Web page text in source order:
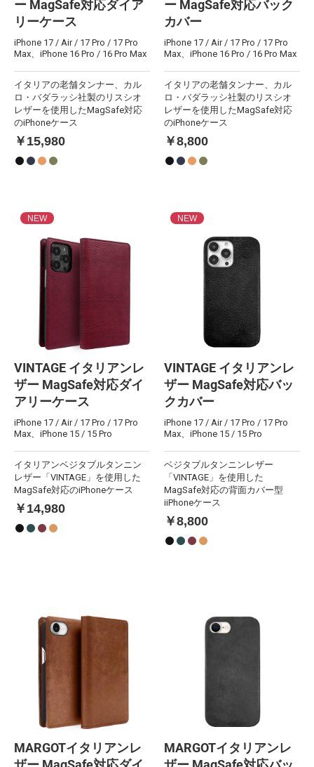
ー MagSafe対応ダイア
リーケース
iPhone 17 / Air / 17 Pro / 17 Pro
Max、iPhone 16 Pro / 16 Pro Max
イタリアの老舗タンナー、カル
ロ・バダラッシ社製のリスシオ
レザーを使用したMagSafe対応
のiPhoneケース
￥15,980
ー MagSafe対応バック
カバー
iPhone 17 / Air / 17 Pro / 17 Pro
Max、iPhone 16 Pro / 16 Pro Max
イタリアの老舗タンナー、カル
ロ・バダラッシ社製のリスシオ
レザーを使用したMagSafe対応
のiPhoneケース
￥8,800
VINTAGE イタリアンレ
ザー MagSafe対応ダイ
アリーケース
iPhone 17 / Air / 17 Pro / 17 Pro
Max、iPhone 15 / 15 Pro
イタリアンベジタブルタンニン
レザー「VINTAGE」を使用した
MagSafe対応のiPhoneケース
￥14,980
NEW
VINTAGE イタリアンレ
ザー MagSafe対応バッ
クカバー
iPhone 17 / Air / 17 Pro / 17 Pro
Max、iPhone 15 / 15 Pro
ベジタブルタンニンレザー
「VINTAGE」を使用した
MagSafe対応の背面カバー型
iiPhoneケース
￥8,800
NEW
MARGOTイタリアンレ
MARGOTイタリアンレ